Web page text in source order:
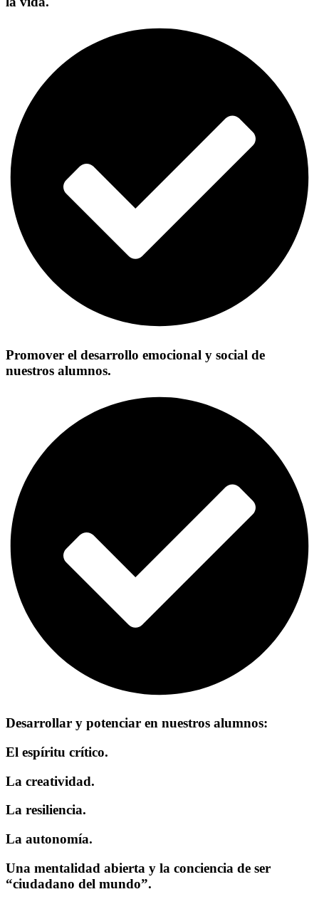
Promover el desarrollo emocional y social de
nuestros alumnos.
Desarrollar y potenciar en nuestros alumnos:​
El espíritu crítico.
La creatividad.
La resiliencia.
La autonomía.
Una mentalidad abierta y la conciencia de ser
“ciudadano del mundo”.